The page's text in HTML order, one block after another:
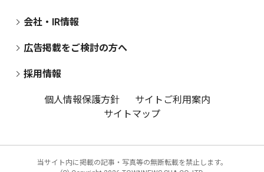
会社・IR情報
広告掲載をご検討の方へ
採用情報
個人情報保護方針
サイトご利用案内
サイトマップ
当サイト内に掲載の記事・写真等の無断転載を禁止します。